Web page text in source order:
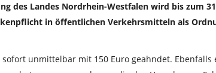
des Landes Nordrhein-Westfalen wird bis zum
in öffentlichen Verkehrsmitteln als
unmittelbar mit 150 Euro geahndet.